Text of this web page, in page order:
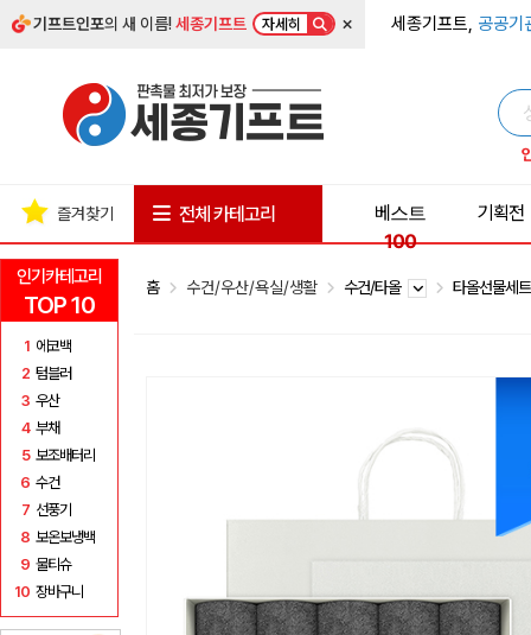
기프트인포의 새 이름!세종기프트 자세히 × 세종기프트, 공공기
인기카테고리
TOP 10
1 에코백
2 텀블러
3 우산
4 부채
5 보조배터리
6 수건
7 선풍기
8 보온보냉백
9 물티슈
10 장바구니
즐겨찾기 전체 카테고리
베스트
100
기획전
홈 수건/우산/욕실/생활 수건/타올 타올선물세